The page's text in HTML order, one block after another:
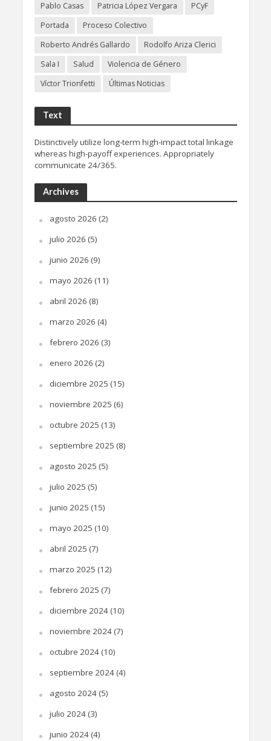
Pablo Casas
Patricia López Vergara
PCyF
Portada
Proceso Colectivo
Roberto Andrés Gallardo
Rodolfo Ariza Clerici
Sala I
Salud
Violencia de Género
Víctor Trionfetti
Últimas Noticias
Text
Distinctively utilize long-term high-impact total linkage
whereas high-payoff experiences. Appropriately
communicate 24/365.
Archives
agosto 2026 (2)
julio 2026 (5)
junio 2026 (9)
mayo 2026 (11)
abril 2026 (8)
marzo 2026 (4)
febrero 2026 (3)
enero 2026 (2)
diciembre 2025 (15)
noviembre 2025 (6)
octubre 2025 (13)
septiembre 2025 (8)
agosto 2025 (5)
julio 2025 (5)
junio 2025 (15)
mayo 2025 (10)
abril 2025 (7)
marzo 2025 (12)
febrero 2025 (7)
diciembre 2024(10)
noviembre 2024(7)
octubre 2024(10)
septiembre 2024(4)
agosto 2024(5)
julio 2024(3)
junio 2024(4)